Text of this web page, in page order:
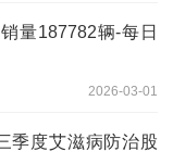
量187782辆-每日
2026-03-01
季度艾滋病防治股